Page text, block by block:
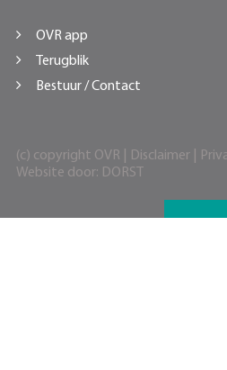
OVR app
Terugblik
Bestuur / Contact
(c) copyright OVR | Disclaimer|
Website door: DORST